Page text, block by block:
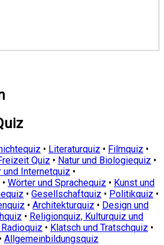
• Literaturquiz • Filmquiz •
Quiz • Natur und Biologiequiz •
und Internetquiz •
• Wörter und Sprachequiz • Kunst und
• Gesellschaftquiz • Politikquiz •
• Architekturquiz • Design und
• Religionquiz, Kulturquiz und
• Klatsch und Tratschquiz •
• Allgemeinbildungsquiz